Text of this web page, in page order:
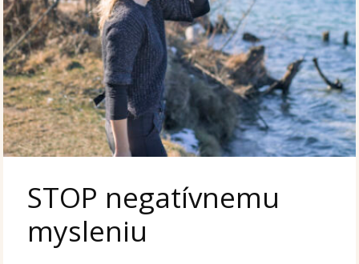
STOP negatívnemu
mysleniu